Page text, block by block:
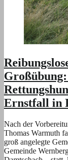
Ernstfall in
Nach der
Thomas Warmuth
groß angelegte
Gemeinde